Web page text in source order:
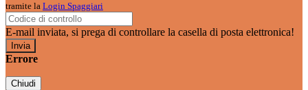
tramite la Login Spaggiari
E-mail inviata, si prega di controllare la casella di posta elettronica!
Errore
Chiudi